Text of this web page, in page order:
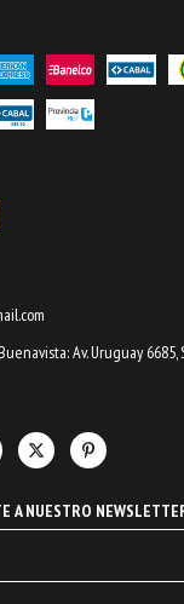
Av. Uruguay 6685,
A NUESTRO